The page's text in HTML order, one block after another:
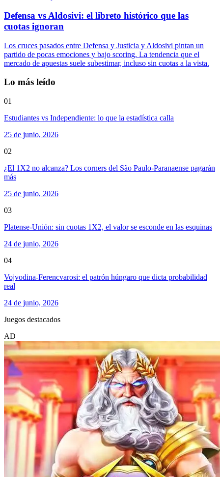
Defensa vs Aldosivi: el libreto histórico que las
cuotas ignoran
Los cruces pasados entre Defensa y Justicia y Aldosivi pintan un
partido de pocas emociones y bajo scoring. La tendencia que el
mercado de apuestas suele subestimar, incluso sin cuotas a la vista.
Lo más leído
01
Estudiantes vs Independiente: lo que la estadística calla
25 de junio, 2026
02
¿El 1X2 no alcanza? Los corners del São Paulo-Paranaense pagarán
más
25 de junio, 2026
03
Platense-Unión: sin cuotas 1X2, el valor se esconde en las esquinas
24 de junio, 2026
04
Vojvodina-Ferencvarosi: el patrón húngaro que dicta probabilidad
real
24 de junio, 2026
Juegos destacados
AD